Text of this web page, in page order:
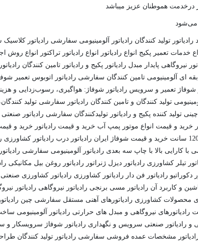
هموطنان عزیز میباشد
می‌شود
رادیاتور تولید کنندگان رادیاتور آلومینیومی سفارشی رادیاتور
خدمات تعمیر پکیج انواع رادیاتور انواع رادیاتور تراکتور انواع
نیروگاهی پایدار مبدل رادیاتور پکیج و رادیاتور تامین کنندگان
ای آلومینیومی تامین کنندگان سفارشی رادیاتور اتوبوس تعمیر
تعمیر و سرویس رادیاتور شوفاژ: هواگیری، رسوب‌زدایی و
تولید کنندگان و تامین کنندگان رادیاتور سفارشی تولید
تولید کننده پکیج و رادیاتور تولیدکنندگان سفارشی رادیاتور
خرید و قیمت انواع موتور پمپ آب خرید و قیمت رادیاتور خرید و
قیمت رادیاتور پنلی انرژی 120 سانت خرید و قیمت شوفاژ ایران رادیاتور درب رادیاتور
با کارایی بالا با چاپ سه بعدی رادیاتور آلومینیومی سفارشی
تیلر کشاورزی رادیاتور دیزل ژنراتور رادیاتور روغن بیل مکانیکی
دکوراتیو رادیاتور فن دار رادیاتور کشاورزی رادیاتور کشاورزی
و کاربرد آن رادیاتور مسی برنجی رادیاتور نیروگاهی رادیاتور
محصولات کشاورزی رادیاتورهای آهنی مستقل سفارشی چین
رادیاتورهای نیروگاهی و مبدل های حرارتی رادیاتور آلومینیومی
رادیاتور صنعتی سرویس و نگهداری رادیاتور شوفاژ سرویسکار و
مشخصات عمده فروشی سفارشی رادیاتور تولید کنندگان